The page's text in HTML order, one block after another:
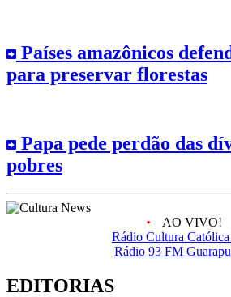
Países amazônicos
para preservar florestas
Papa pede perdão das
pobres
AO VIVO!
Rádio Cultura
Rádio 93 FM
EDITORIAS